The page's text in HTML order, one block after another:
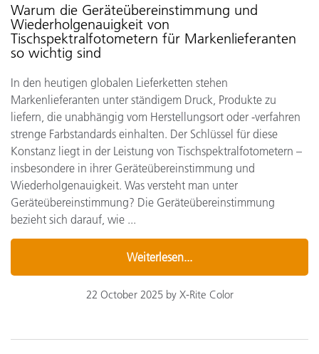
Warum die Geräteübereinstimmung und
Wiederholgenauigkeit von
Tischspektralfotometern für Markenlieferanten
so wichtig sind
In den heutigen globalen Lieferketten stehen
Markenlieferanten unter ständigem Druck, Produkte zu
liefern, die unabhängig vom Herstellungsort oder -verfahren
strenge Farbstandards einhalten. Der Schlüssel für diese
Konstanz liegt in der Leistung von Tischspektralfotometern –
insbesondere in ihrer Geräteübereinstimmung und
Wiederholgenauigkeit. Was versteht man unter
Geräteübereinstimmung? Die Geräteübereinstimmung
bezieht sich darauf, wie ...
Weiterlesen...
22 October 2025 by X-Rite Color